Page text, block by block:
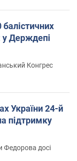
у Держдепі
Конгрес
України 24-й
підтримку
Федорова досі